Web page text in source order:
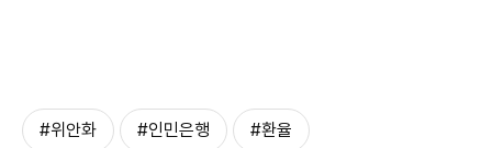
#위안화 #인민은행 #환율